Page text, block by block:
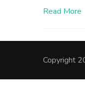
Read More
Copyright